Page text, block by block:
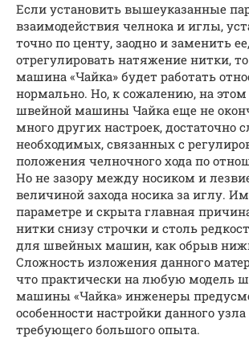
Если установить вышеуказанные
взаимодействия челнока и иглы,
точно по центу, заодно и заменить ее,
отрегулировать натяжение нитки,
машина «Чайка» будет работать
нормально. Но, к сожалению, на
швейной машины Чайка еще не
много других настроек, достаточно
необходимых, связанных с
положения челночного хода по
Но не зазору между носиком и
величиной захода носика за иглу.
параметре и скрыта главная
нитки снизу строчки и столь
для швейных машин, как обрыв
Сложность изложения данного
что практически на любую модель
машины «Чайка» инженеры
особенности настройки данного
требующего большого опыта.